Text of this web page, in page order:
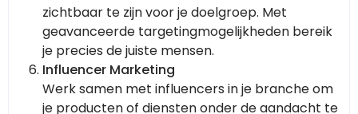
zichtbaar te zijn voor je doelgroep. Met
geavanceerde targetingmogelijkheden bereik
je precies de juiste mensen.
Influencer Marketing
Werk samen met influencers in je branche om
je producten of diensten onder de aandacht te